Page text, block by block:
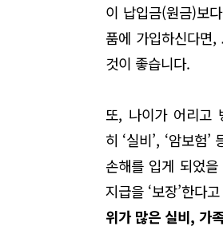
이 납입금(원금)보
품에 가입하신다면,
것이 좋습니다.
또, 나이가 어리고
히 ‘실비’, ‘암보험’
손해를 입게 되었
지급을 ‘보장’한다
위가 많은 실비, 가